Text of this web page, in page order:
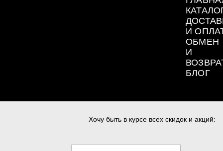
И
ОБМЕН
И
БЛОГ
Хочу быть в курсе всех скидок и акций: